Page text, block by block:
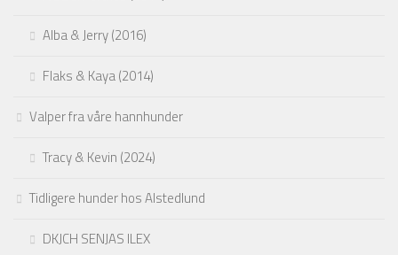
Alba & Jerry (2016)
Flaks & Kaya (2014)
Valper fra våre hannhunder
Tracy & Kevin (2024)
Tidligere hunder hos Alstedlund
DKJCH SENJAS ILEX